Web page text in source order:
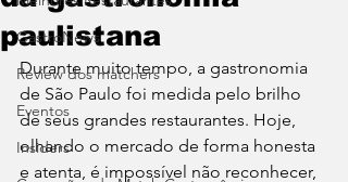
⁠GastroNews
Review dos matchers
Eventos
⁠Insiders
paulistana
Durante muito tempo, a gastronomia
de São Paulo foi medida pelo brilho
de seus grandes restaurantes. Hoje,
olhando o mercado de forma honesta
e atenta, é impossível não reconhecer,